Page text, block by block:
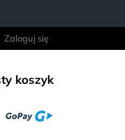
Zaloguj się
Koszyk
koszyk